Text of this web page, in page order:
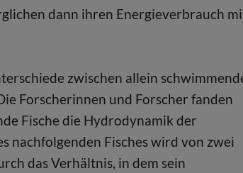
dann ihren Energieverbrauch
zwischen allein
Forscherinnen und Forscher fanden
Fische die Hydrodynamik der
nachfolgenden Fisches wird von zwei
das Verhältnis, in dem sein